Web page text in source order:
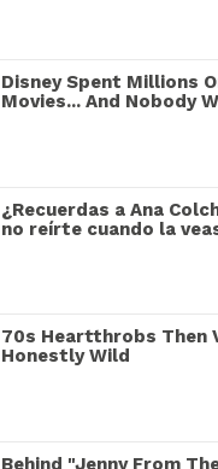
Disney Spent Millions
Movies... And Nobody
¿Recuerdas a Ana
no reírte cuando la
70s Heartthrobs Then
Honestly Wild
Behind "Jenny From